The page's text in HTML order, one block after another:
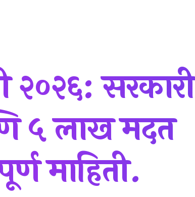
सरकारी
५ लाख मदत
माहिती.